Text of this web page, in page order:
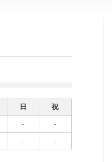
日 祝
- -
- -